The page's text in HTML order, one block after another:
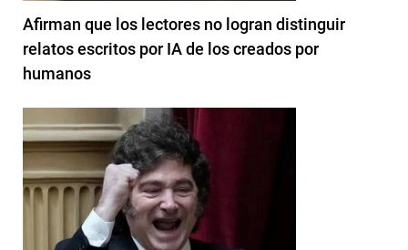
Afirman que los lectores no logran distinguir
relatos escritos por IA de los creados por
humanos